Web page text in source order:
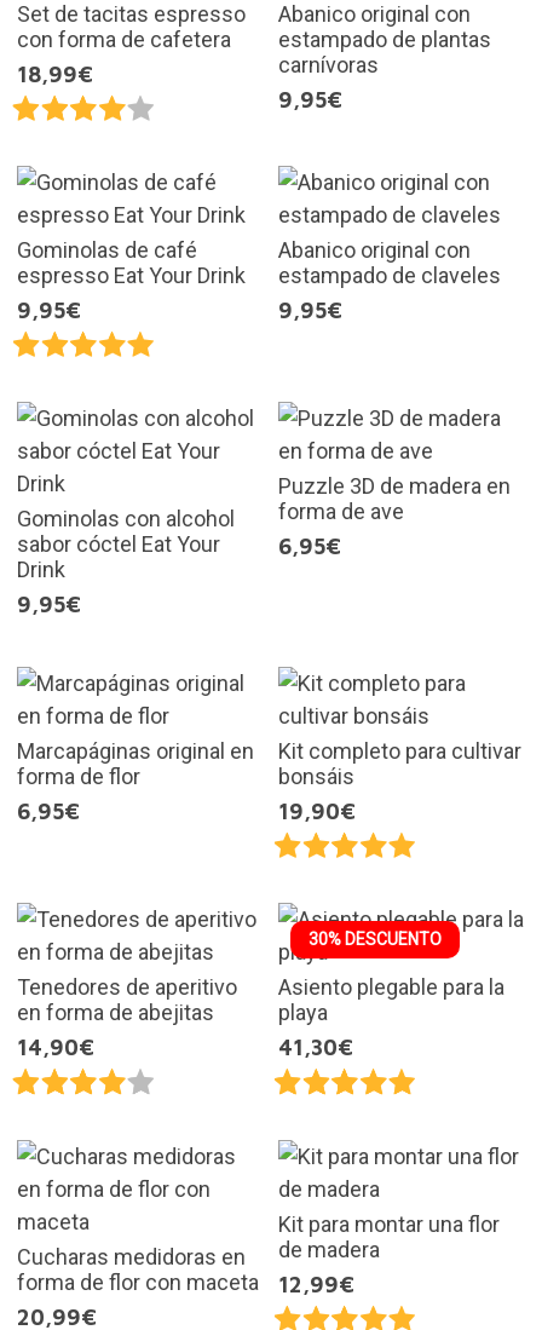
Set de tacitas espresso
con forma de cafetera
18,99€
Abanico original con
estampado de plantas
carnívoras
9,95€
Gominolas de café
espresso Eat Your Drink
9,95€
Abanico original con
estampado de claveles
9,95€
Gominolas con alcohol
sabor cóctel Eat Your
Drink
9,95€
Puzzle 3D de madera en
forma de ave
6,95€
Marcapáginas original en
forma de flor
6,95€
Kit completo para cultivar
bonsáis
19,90€
Tenedores de aperitivo
en forma de abejitas
14,90€
30% DESCUENTO
Asiento plegable para la
playa
41,30€
Cucharas medidoras en
forma de flor con maceta
20,99€
Kit para montar una flor
de madera
12,99€